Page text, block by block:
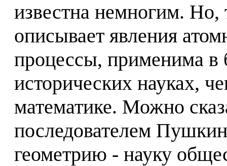
известна немногим. Но,
описывает явления
процессы, применима в
исторических науках,
математике. Можно
последователем
геометрию - науку